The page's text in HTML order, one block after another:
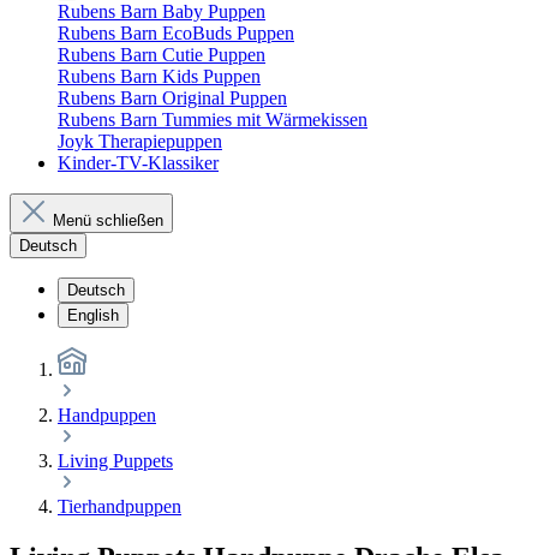
Rubens Barn Baby Puppen
Rubens Barn EcoBuds Puppen
Rubens Barn Cutie Puppen
Rubens Barn Kids Puppen
Rubens Barn Original Puppen
Rubens Barn Tummies mit Wärmekissen
Joyk Therapiepuppen
Kinder-TV-Klassiker
Menü schließen
Deutsch
Deutsch
English
Handpuppen
Living Puppets
Tierhandpuppen